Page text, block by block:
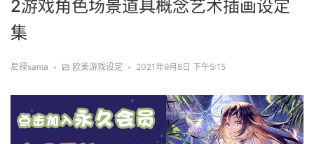
2游戏角色场景道具概念艺术插画设定
集
尼禄sama • 欧美游戏设定 • 2021年9月8日 下午5:15